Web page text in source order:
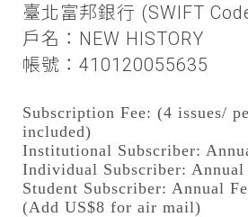
臺北富邦銀行 (SWIFT
戶名：NEW HISTORY
帳號：410120055635
Subscription Fee: (4 issues/
included)
Institutional Subscriber:
Individual Subscriber: Annual
Student Subscriber: Annual
(Add US$8 for air mail)